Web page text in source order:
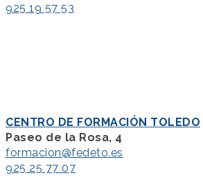
925 19 57 53
CENTRO DE FORMACIÓN TOLEDO
Paseo de la Rosa, 4
formacion@fedeto.es
925 25 77 07